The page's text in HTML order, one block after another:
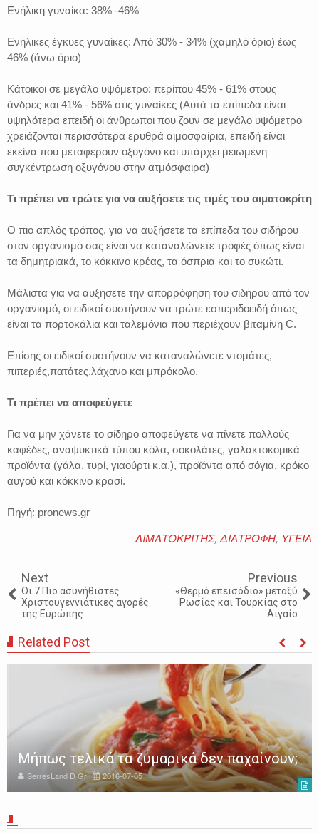
Ενήλικη γυναίκα: 38% -46%
Ενήλικες έγκυες γυναίκες: Από 30% - 34% (χαμηλό όριο) έως
46% (άνω όριο)
Κάτοικοι σε μεγάλο υψόμετρο: περίπου 45% - 61% στους
άνδρες και 41% - 56% στις γυναίκες (Αυτά τα επίπεδα είναι
υψηλότερα επειδή οι άνθρωποι που ζουν σε μεγάλο υψόμετρο
χρειάζονται περισσότερα ερυθρά αιμοσφαίρια, επειδή είναι
εκείνα που μεταφέρουν οξυγόνο και υπάρχει μειωμένη
συγκέντρωση οξυγόνου στην ατμόσφαιρα)
Τι πρέπει να τρώτε για να αυξήσετε τις τιμές του αιματοκρίτη
Ο πιο απλός τρόπος, για να αυξήσετε τα επίπεδα του σιδήρου
στον οργανισμό σας είναι να καταναλώνετε τροφές όπως είναι
τα δημητριακά, το κόκκινο κρέας, τα όσπρια και το συκώτι.
Μάλιστα για να αυξήσετε την απορρόφηση του σιδήρου από τον
οργανισμό, οι ειδικοί συστήνουν να τρώτε εσπεριδοειδή όπως
είναι τα πορτοκάλια και ταλεμόνια που περιέχουν βιταμίνη C.
Επίσης οι ειδικοί συστήνουν να καταναλώνετε ντομάτες,
πιπεριές,πατάτες,λάχανο και μπρόκολο.
Τι πρέπει να αποφεύγετε
Για να μην χάνετε το σίδηρο αποφεύγετε να πίνετε πολλούς
καφέδες, αναψυκτικά τύπου κόλα, σοκολάτες, γαλακτοκομικά
προϊόντα (γάλα, τυρί, γιαούρτι κ.α.), προϊόντα από σόγια, κρόκο
αυγού και κόκκινο κρασί.
Πηγή: pronews.gr
ΑΙΜΑΤΟΚΡΙΤΗΣ, ΔΙΑΤΡΟΦΗ, ΥΓΕΙΑ
Next
Οι 7 Πιο ασυνήθιστες
Χριστουγεννιάτικες αγορές
της Ευρώπης
Previous
«Θερμό επεισόδιο» μεταξύ
Ρωσίας και Τουρκίας στο
Αιγαίο
Related Post
Μήπως τελικά τα ζυμαρικά δεν παχαίνουν;
SerresLand D Gr 2016-07-05